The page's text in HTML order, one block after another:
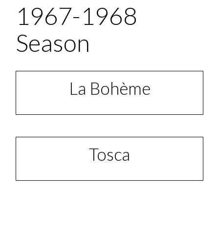
1967-1968
Season
La Bohème
Tosca